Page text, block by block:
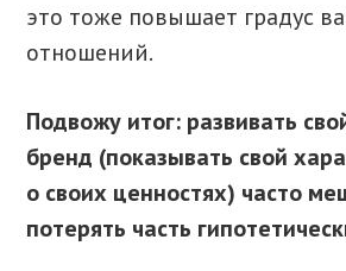
это тоже повышает градус
отношений.
Подвожу итог: развивать
бренд (показывать свой
о своих ценностях) часто
потерять часть